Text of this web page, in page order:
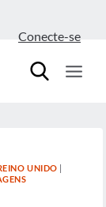
Conecte-se
UNIDO |